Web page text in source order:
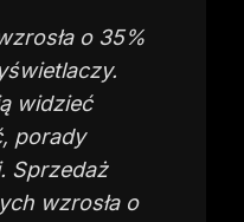
o 35%
widzieć
porady
Sprzedaż
wzrosła o